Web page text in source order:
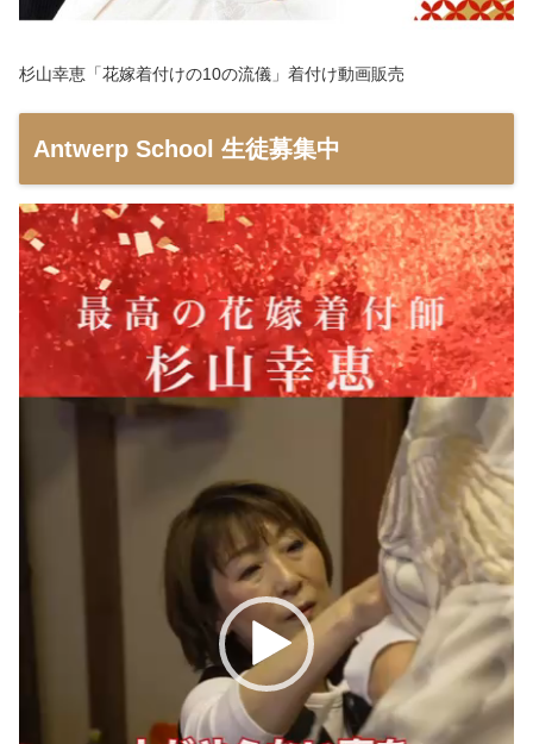
杉山幸恵「花嫁着付けの10の流儀」着付け動画販売
Antwerp School 生徒募集中
動
画
プ
ー